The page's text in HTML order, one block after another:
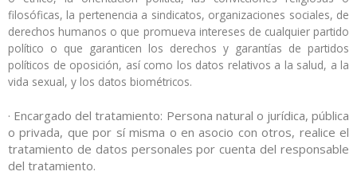
filosóficas, la pertenencia a sindicatos, organizaciones sociales, de
derechos humanos o que promueva intereses de cualquier partido
político o que garanticen los derechos y garantías de partidos
políticos de oposición, así como los datos relativos a la salud, a la
vida sexual, y los datos biométricos.
· Encargado del tratamiento: Persona natural o jurídica, pública
o privada, que por sí misma o en asocio con otros, realice el
tratamiento de datos personales por cuenta del responsable
del tratamiento.